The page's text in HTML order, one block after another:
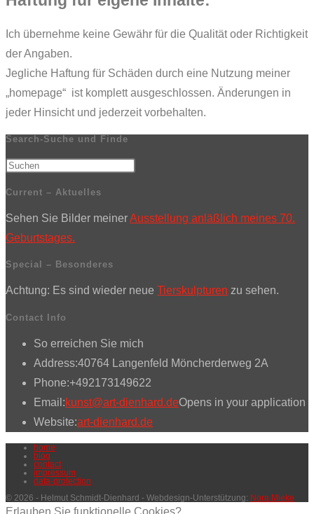
Ich übernehme keine Gewähr für die Qualität oder Richtigkeit
der Angaben.
Jegliche Haftung für Schäden durch eine Nutzung meiner
„homepage“ ist komplett ausgeschlossen. Änderungen in
jeder Hinsicht und jederzeit vorbehalten.
Search-Suche und Finde
Current – Aktuelles
Sehen Sie Bilder meinerAusstellung anläßlich meines 70.
Geburtstages.
Special – Besonderes
Achtung: Es sind wieder neue Tierskulpturen zu sehen.
Contact Info
So erreichen Sie mich
Address:40764 Langenfeld Möncherderweg 2A
Phone:+492173149622
Email:kunst@art-dienhard.deOpens in your application
Website:art-dienhard.de
home
blog
contact
impressum
data-protection
© 2026 - Helmut Schmidt-Dienhard - Webdesign-Unterstützung: Nora Mieke
Erlauben Sie funktionelle Cookies?